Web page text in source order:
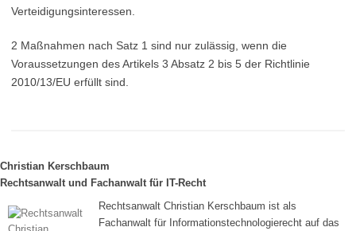
Verteidigungsinteressen.
2 Maßnahmen nach Satz 1 sind nur zulässig, wenn die
Voraussetzungen des Artikels 3 Absatz 2 bis 5 der Richtlinie
2010/13/EU erfüllt sind.
Christian Kerschbaum
Rechtsanwalt und Fachanwalt für IT-Recht
Rechtsanwalt Christian Kerschbaum ist als
Fachanwalt für Informationstechnologierecht auf das